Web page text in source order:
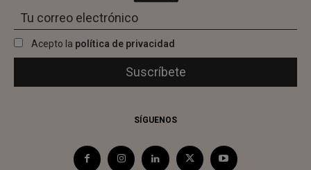
Acepto la política de privacidad
SÍGUENOS